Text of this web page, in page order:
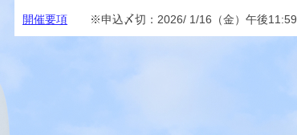
開催要項 ※申込〆切：2026/ 1/16（金）午後11:59